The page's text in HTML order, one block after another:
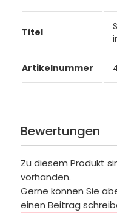
Titel
Artikelnummer
Bewertungen
Zu diesem Produkt
vorhanden.
Gerne können Sie
einen Beitrag